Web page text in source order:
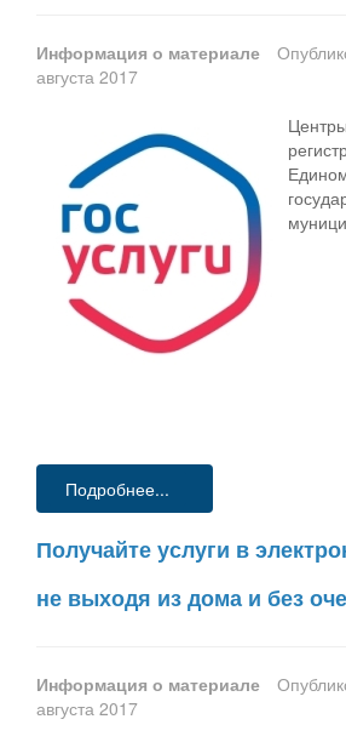
Информация о материале
августа 2017
Подробнее...
Получайте услуги в
не выходя из дома и без
Информация о материале
августа 2017